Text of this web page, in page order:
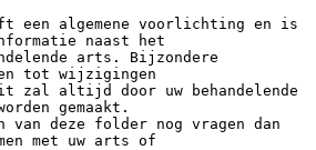
een algemene voorlichting en is
naast het
arts. Bijzondere
tot wijzigingen
zal altijd door uw behandelende
gemaakt.
van deze folder nog vragen dan
met uw arts of